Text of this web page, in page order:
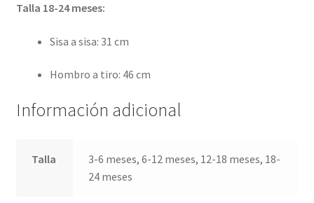
Talla 18-24 meses:
Sisa a sisa: 31 cm
Hombro a tiro: 46 cm
Información adicional
Talla
3-6 meses, 6-12 meses, 12-18 meses, 18-
24 meses